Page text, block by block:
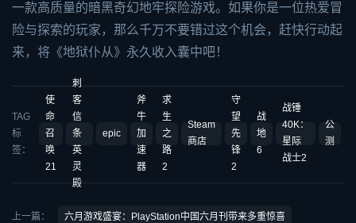
一款高质量的暗黑奇幻地牢探险游戏。如果你是一位热爱冒
险与探索的玩家，那么千万不要错过这个机会，赶快行动起
来，将《地狱仆从》永久收入囊中吧！
TAG
标
签：
使
命
召
唤
21
刺
客
信
条
英
灵
殿
epic
斧
牛
加
速
器
求
生
之
路
2
Steam
商店
守
望
先
锋
2
战
地
6
战锤
40K：
星际
战士2
公
测
上一篇： 六月游戏盛宴：PlayStation中国六月刊带来多重惊喜